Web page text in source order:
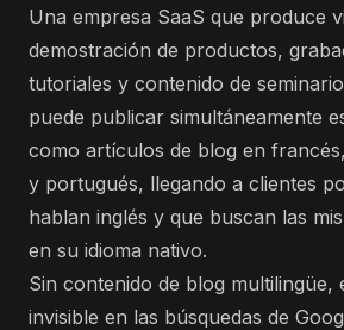
Una empresa SaaS que produce
demostración de productos,
tutoriales y contenido de
puede publicar simultáneamente
como artículos de blog en
y portugués, llegando a clientes
hablan inglés y que buscan las
en su idioma nativo.
Sin contenido de blog multilingüe,
invisible en las búsquedas de